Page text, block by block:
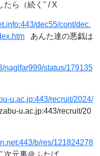
たら（続く" / X
dec55/cont/dec.
あんた達の悪戯は
naglfar999/status/179135
u.ac.jp:443/recruit/2024/
u.ac.jp:443/recruit/20
b/res/121824278